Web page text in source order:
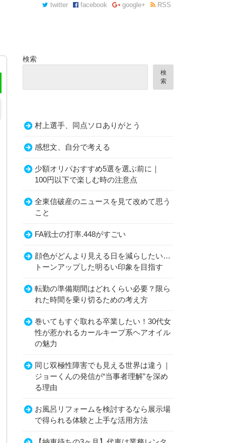
twitter facebook google+ RSS
検索
検
索
村上選手、同点ソロありがとう
感想文、自分で考える
少額オリパおすすめ5選を選ぶ前に｜
100円以下で楽しむ時の注意点
全東信破産のニュースを見て改めて思う
こと
FA戦士の打率.448がすごい
顔色がどんより見える日を減らしたい…
トーンアップした明るい印象を目指す
転勤の準備期間はどれくらい必要？限ら
れた時間を乗り切るための考え方
巻いてもすぐ取れる卒業したい！30代女
性が惹かれるカールキープ系ヘアオイル
の魅力
同じ双極性障害でも見える世界は違う｜
ジョーくんの発信が“当事者理解”を深め
る理由
お風呂リフォームを検討するなら展示場
で得られる体験と上手な活用方法